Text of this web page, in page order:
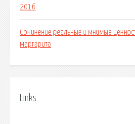
2016
Сочинение реальные и мнимые
маргарита
Links